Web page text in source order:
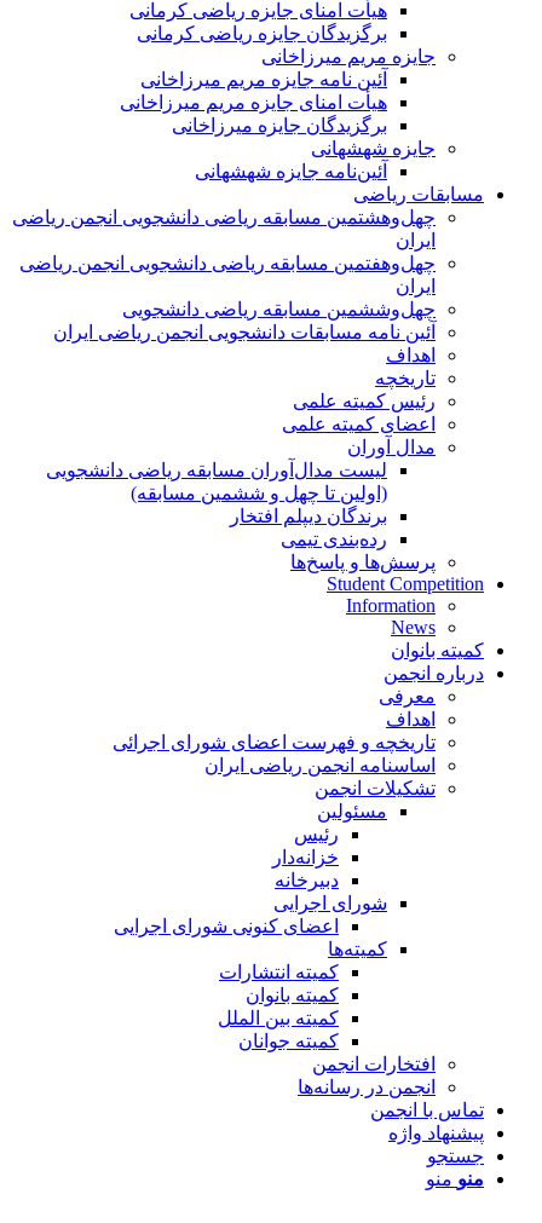
هیأت امنای جایزه ریاضی کرمانی
برگزیدگان جایزه ریاضی کرمانی
جایزه مریم میرزاخانی
آئین نامه جایزه مریم میرزاخانی
هیأت امنای جایزه مریم میرزاخانی
برگزیدگان جایزه میرزاخانی
جایزه شهشهانی
آئین‌نامه جایزه شهشهانی
مسابقات ریاضی
چهل‌و‌هشتمین مسابقه ریاضی دانشجویی انجمن ریاضی
ایران
چهل‌و‌هفتمین مسابقه ریاضی دانشجویی انجمن ریاضی
ایران
چهل‌و‌ششمین مسابقه ریاضی دانشجویی
آئین نامه مسابقات دانشجویی انجمن ریاضی ایران
اهداف
تاریخچه
رئیس کمیته علمی
اعضای کمیته علمی
مدال آوران
لیست مدال‌آوران مسابقه ریاضی دانشجویی
(اولین تا چهل‌ و ششمین مسابقه)
برندگان دیپلم افتخار
رده‌بندی تیمی
پرسش‌ها و پاسخ‌ها
Student Competition
Information
News
کمیته بانوان
درباره انجمن
معرفی
اهداف
تاریخچه و فهرست اعضای شورای اجرائی
اساسنامه انجمن ریاضی ایران
تشکیلات انجمن
مسئولین
رئیس
خزانه‌دار
دبیرخانه
شورای اجرایی
اعضای کنونی شورای اجرایی
کمیته‌ها
کمیته انتشارات
کمیته بانوان
کمیته بین الملل
کمیته جوانان
افتخارات انجمن
انجمن در رسانه‌ها
تماس با انجمن
پیشنهاد واژه
جستجو
منو منو